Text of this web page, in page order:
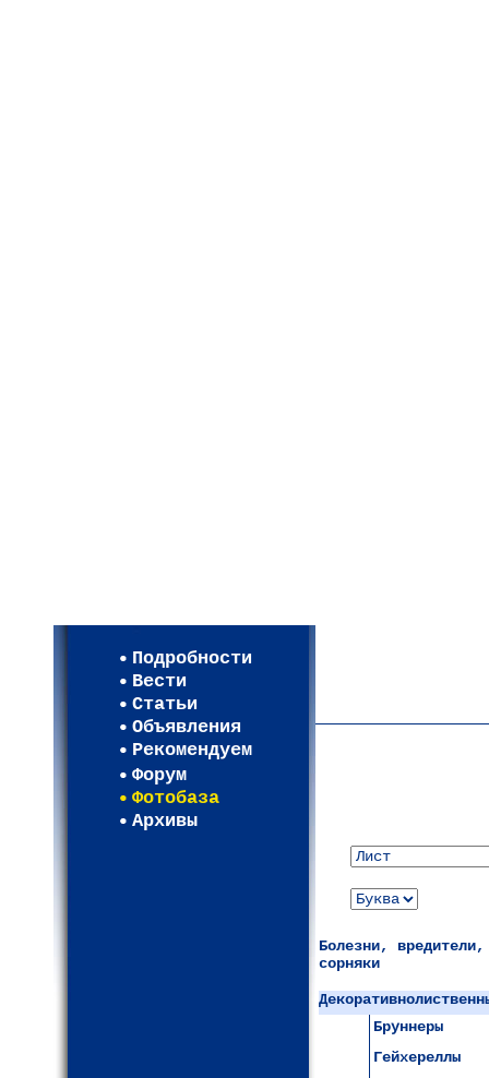
Подробности
Вести
Статьи
Объявления
Рекомендуем
Форум
Фотобаза
Архивы
Болезни, вредители,
сорняки
Бруннеры
Гейхереллы